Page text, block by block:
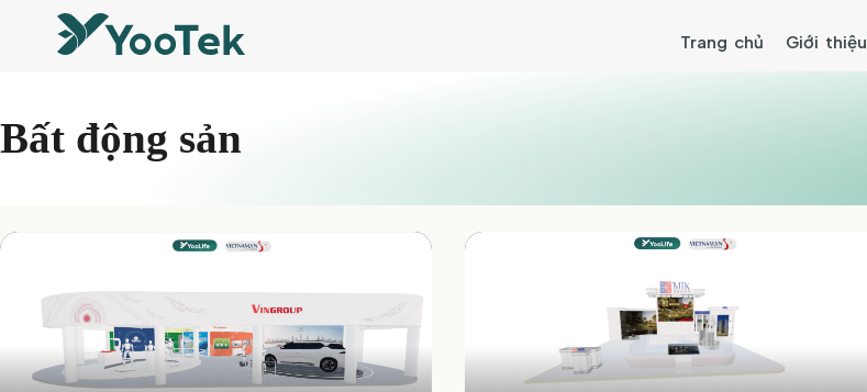
Trang chủ Giới thiệu
Bất động sản